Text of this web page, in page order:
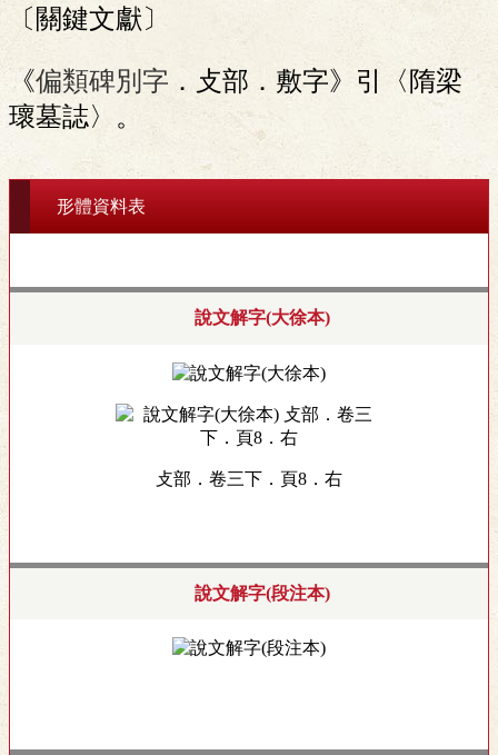
〔關鍵文獻〕
《偏類碑別字 ．攴部．敷字》引〈隋梁
瓌墓誌〉。
形體資料表
說文解字(大徐本)
攴部．卷三下．頁8．右
說文解字(段注本)